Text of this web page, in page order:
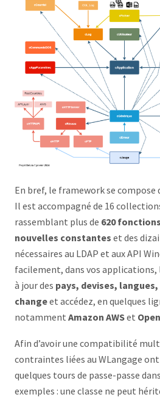
En bref, le framework se compose
Il est accompagné de 16
rassemblant plus de 620 fonctions
nouvelles constantes et des
nécessaires au LDAP et aux API
facilement, dans vos
à jour des pays, devises,
changeet accédez, en quelques
notamment Amazon AWSet
Afin d’avoir une compatibilité
contraintes liées au WLangage
quelques tours de passe-passe
exemples : une classe ne peut